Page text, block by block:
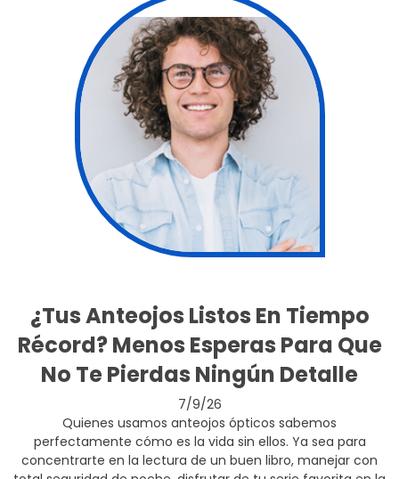
¿Tus Anteojos Listos En Tiempo
Récord? Menos Esperas Para Que
No Te Pierdas Ningún Detalle
7/9/26
Quienes usamos anteojos ópticos sabemos
perfectamente cómo es la vida sin ellos. Ya sea para
concentrarte en la lectura de un buen libro, manejar con